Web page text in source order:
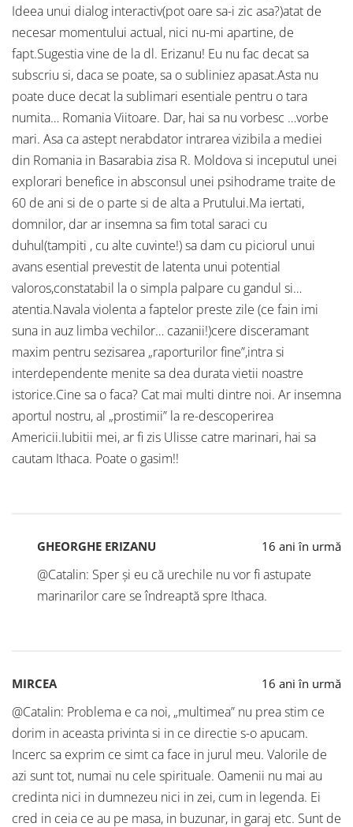
Ideea unui dialog interactiv(pot oare sa-i zic asa?)atat de
necesar momentului actual, nici nu-mi apartine, de
fapt.Sugestia vine de la dl. Erizanu! Eu nu fac decat sa
subscriu si, daca se poate, sa o subliniez apasat.Asta nu
poate duce decat la sublimari esentiale pentru o tara
numita… Romania Viitoare. Dar, hai sa nu vorbesc …vorbe
mari. Asa ca astept nerabdator intrarea vizibila a mediei
din Romania in Basarabia zisa R. Moldova si inceputul unei
explorari benefice in absconsul unei psihodrame traite de
60 de ani si de o parte si de alta a Prutului.Ma iertati,
domnilor, dar ar insemna sa fim total saraci cu
duhul(tampiti , cu alte cuvinte!) sa dam cu piciorul unui
avans esential prevestit de latenta unui potential
valoros,constatabil la o simpla palpare cu gandul si…
atentia.Navala violenta a faptelor preste zile (ce fain imi
suna in auz limba vechilor… cazanii!)cere disceramant
maxim pentru sezisarea „raporturilor fine”,intra si
interdependente menite sa dea durata vietii noastre
istorice.Cine sa o faca? Cat mai multi dintre noi. Ar insemna
aportul nostru, al „prostimii” la re-descoperirea
Americii.Iubitii mei, ar fi zis Ulisse catre marinari, hai sa
cautam Ithaca. Poate o gasim!!
GHEORGHE ERIZANU 16 ani în urmă
@Catalin: Sper și eu că urechile nu vor fi astupate
marinarilor care se îndreaptă spre Ithaca.
MIRCEA 16 ani în urmă
@Catalin: Problema e ca noi, „multimea” nu prea stim ce
dorim in aceasta privinta si in ce directie s-o apucam.
Incerc sa exprim ce simt ca face in jurul meu. Valorile de
azi sunt tot, numai nu cele spirituale. Oamenii nu mai au
credinta nici in dumnezeu nici in zei, cum in legenda. Ei
cred in ceia ce au pe masa, in buzunar, in garaj etc. Sunt de